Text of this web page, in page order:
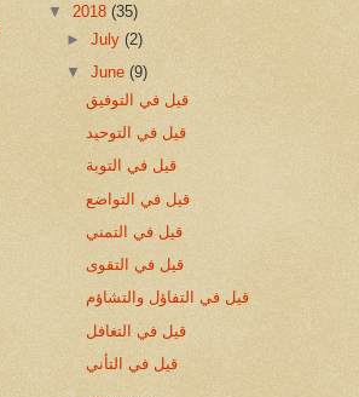
▼ 2018 (35)
►July(2)
▼June(9)
قيل في التوفيق
قيل في التوحيد
قيل في التوبة
قيل في التواضع
قيل في التمني
قيل في التقوى
قيل في التفاؤل والتشاؤم
قيل في التغافل
قيل في التأني